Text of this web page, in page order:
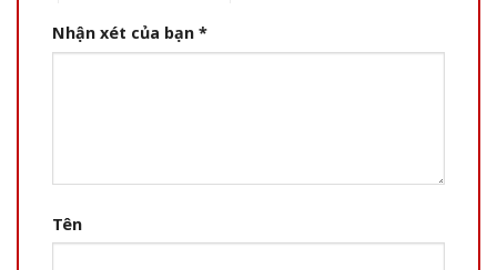
Nhận xét của bạn *
Tên